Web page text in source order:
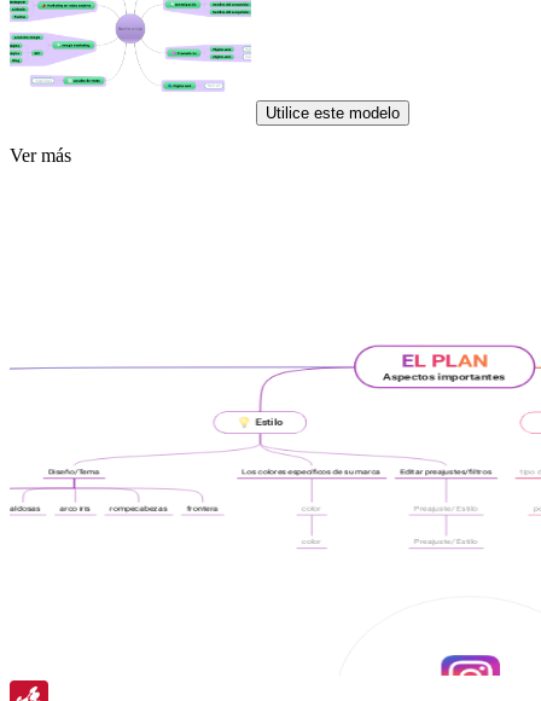
Utilice este modelo
Ver más